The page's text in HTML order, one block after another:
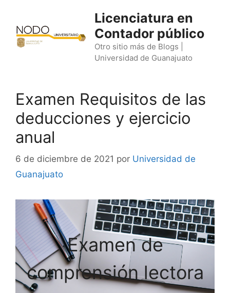
contenido
Licenciatura en
Contador público
Otro sitio más de Blogs |
Universidad de Guanajuato
Examen Requisitos de las
deducciones y ejercicio
anual
6 de diciembre de 2021 por Universidad de
Guanajuato
Examen de
comprensión lectora